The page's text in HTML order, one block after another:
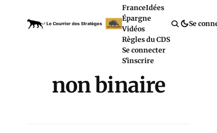
FranceIdées
Épargne
Vidéos
Règles du CDS
Se connecter
S'inscrire
Se
non binaire